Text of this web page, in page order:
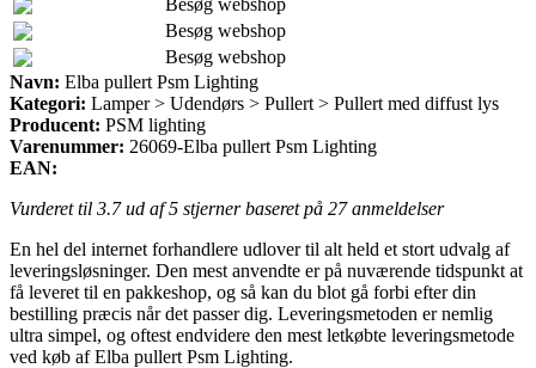
Besøg webshop
Besøg webshop
Navn: Elba pullert Psm Lighting
Kategori: Lamper > Udendørs > Pullert > Pullert med diffust lys
Producent: PSM lighting
Varenummer: 26069-Elba pullert Psm Lighting
EAN:
Vurderet til 3.7ud af 5 stjerner baseret på 27anmeldelser
En hel del internet forhandlere udlover til alt held et stort udvalg af
leveringsløsninger. Den mest anvendte er på nuværende tidspunkt at
få leveret til en pakkeshop, og så kan du blot gå forbi efter din
bestilling præcis når det passer dig. Leveringsmetoden er nemlig
ultra simpel, og oftest endvidere den mest letkøbte leveringsmetode
ved køb af Elba pullert Psm Lighting.